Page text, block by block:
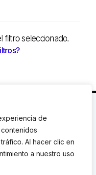
de
Al hacer clic en
a nuestro uso
filtro seleccionado.
|T.: +34 93
Catalunya.